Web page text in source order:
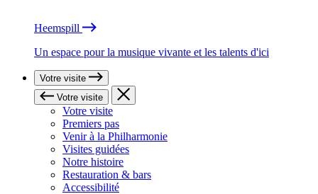
Heemspill
Un espace pour la musique vivante et les talents d'ici
Votre visite
Votre visite
Votre visite
Premiers pas
Venir à la Philharmonie
Visites guidées
Notre histoire
Restauration & bars
Accessibilité